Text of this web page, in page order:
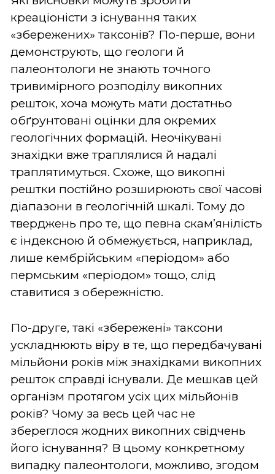
креаціоністи з існування таких
«збережених» таксонів? По-перше, вони
демонструють, що геологи й
палеонтологи не знають точного
тривимірного розподілу викопних
решток, хоча можуть мати достатньо
обґрунтовані оцінки для окремих
геологічних формацій. Неочікувані
знахідки вже траплялися й надалі
траплятимуться. Схоже, що викопні
рештки постійно розширюють свої часові
діапазони в геологічній шкалі. Тому до
тверджень про те, що певна скам’янілість
є індексною й обмежується, наприклад,
лише кембрійським «періодом» або
пермським «періодом» тощо, слід
ставитися з обережністю.
По-друге, такі «збережені» таксони
ускладнюють віру в те, що передбачувані
мільйони років між знахідками викопних
решток справді існували. Де мешкав цей
організм протягом усіх цих мільйонів
років? Чому за весь цей час не
збереглося жодних викопних свідчень
його існування? В цьому конкретному
випадку палеонтологи, можливо, згодом